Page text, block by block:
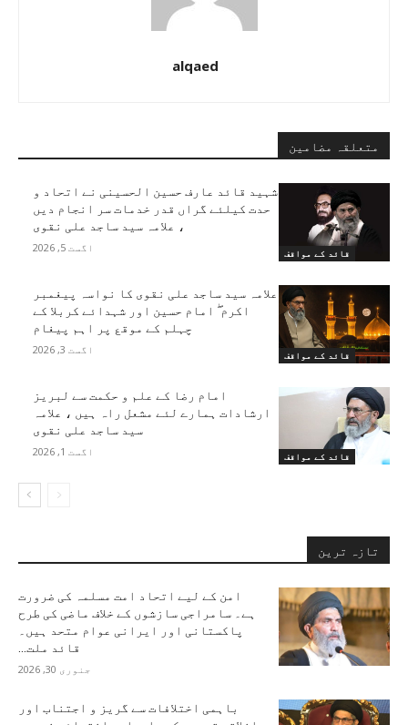
alqaed
متعلقہ مضامین
قائد کے مواقف
شہید قائد عارف حسین الحسینی نے اتحاد و
حدت کیلئے گراں قدر خدمات سر انجام دیں
، علامہ سید ساجد علی نقوی
اگست 5, 2026
قائد کے مواقف
علامہ سید ساجد علی نقوی کا نواسہ پیغمبر
اکرم ۖ امام حسین اور شہدائے کربلا کے
چہلم کے موقع پر اہم پیغام
اگست 3, 2026
قائد کے مواقف
امام رضا کے علم و حکمت سے لبریز
ارشادات ہمارے لئے مشعل راہ ہیں ، علامہ
سید ساجد علی نقوی
اگست 1, 2026
تازہ ترین
امن کے لیے اتحاد امت مسلمہ کی ضرورت
ہے۔ سامراجی سازشوں کے خلاف ماضی کی طرح
پاکستانی اور ایرانی عوام متحد ہیں۔
قائد ملت...
جنوری 30, 2026
باہمی اختلافات سے گریز و اجتناب اور